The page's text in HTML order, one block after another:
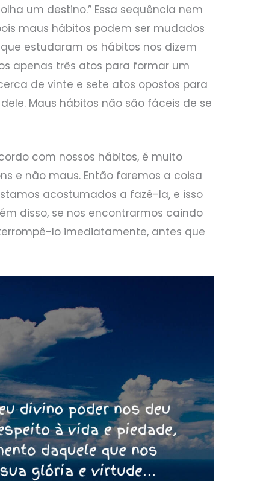
um destino.” Essa sequência nem
maus hábitos podem ser mudados
estudaram os hábitos nos dizem
apenas três atos para formar um
de vinte e sete atos opostos para
Maus hábitos não são fáceis de se
com nossos hábitos, é muito
e não maus. Então faremos a coisa
acostumados a fazê-la, e isso
disso, se nos encontrarmos caindo
lo imediatamente, antes que